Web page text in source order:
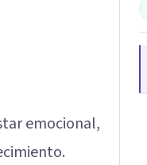
emocional,